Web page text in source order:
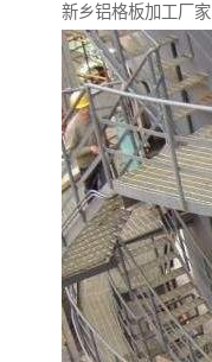
新乡铝格板加工厂家